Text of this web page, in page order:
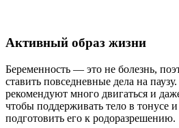
Активный образ жизни
Беременность — это не болезнь,
ставить повседневные дела на
рекомендуют много двигаться и
чтобы поддерживать тело в тонусе
подготовить его к родоразрешению.